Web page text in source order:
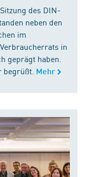
des DIN-
neben den
im
in
geprägt haben.
begrüßt. Mehr